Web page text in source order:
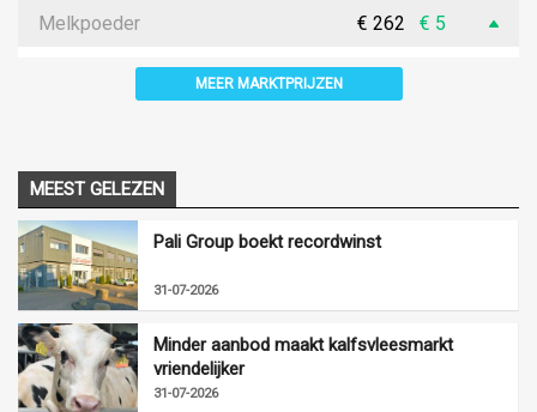
Melkpoeder € 262 € 5
MEER MARKTPRIJZEN
MEEST GELEZEN
Pali Group boekt recordwinst
31-07-2026
Minder aanbod maakt kalfsvleesmarkt
vriendelijker
31-07-2026